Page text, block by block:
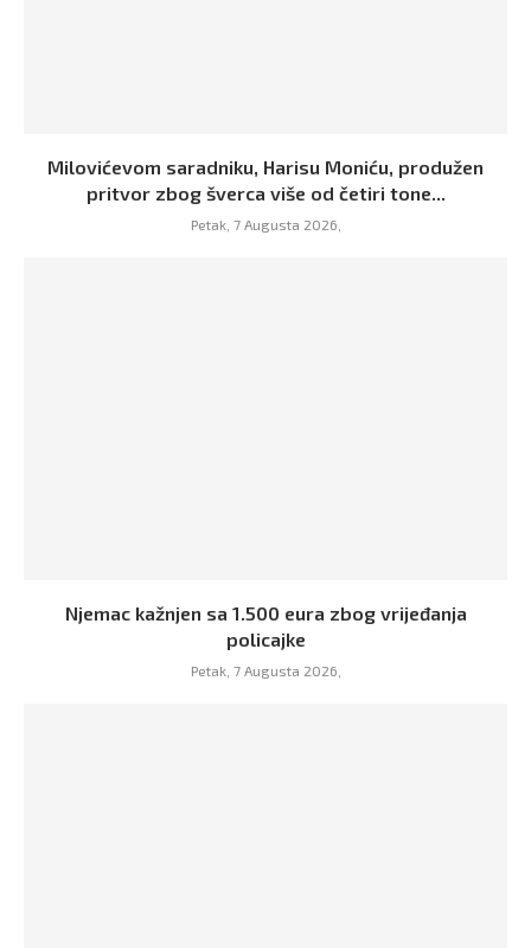
Milovićevom saradniku, Harisu Moniću, produžen
pritvor zbog šverca više od četiri tone...
Petak, 7 Augusta 2026,
Njemac kažnjen sa 1.500 eura zbog vrijeđanja
policajke
Petak, 7 Augusta 2026,